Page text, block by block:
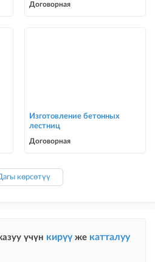
Договорная
Изготовление бетонных
лестниц
Договорная
көрсөтүү
үчүн кирүү же катталуу